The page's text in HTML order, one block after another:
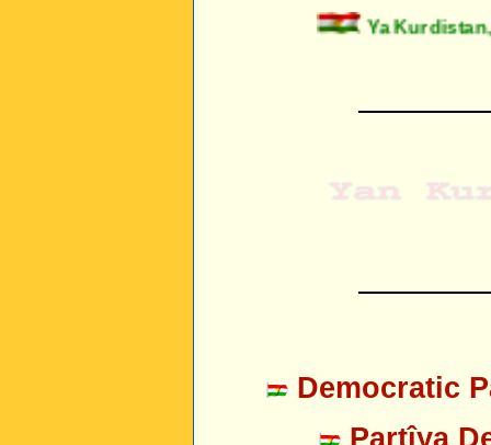
Ya Kurdistan,
Democratic
Partîya